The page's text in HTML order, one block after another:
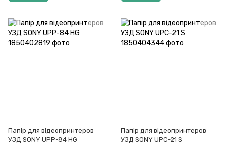
Папір для відеопринтеров
УЗД SONY UPP-84 HG
Папір для відеопринтеров
УЗД SONY UPC-21 S